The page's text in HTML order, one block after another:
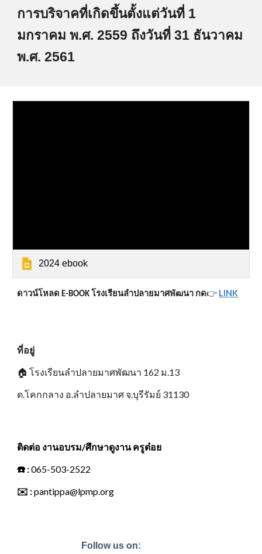
การบริจาคที่เกิดขึ้นตั้งแต่วันที่ 1
มกราคม พ.ศ. 2559 ถึงวันที่ 31 ธันวาคม
พ.ศ. 2561
2024 ebook
ดาวน์โหลด E-BOOK โรงเรียนลำปลายมาศพัฒนา กด👉 LINK
ที่อยู่
🏠โรงเรียนลำปลายมาศพัฒนา 162 ม.13
ต.โคกกลาง อ.ลำปลายมาศ จ.บุรีรัมย์ 31130
ติดต่อ งานอบรม/ศึกษาดูงาน ครูต๋อย
☎️ :065-503-2522
✉️ :pantippa@lpmp.org
Follow us on: